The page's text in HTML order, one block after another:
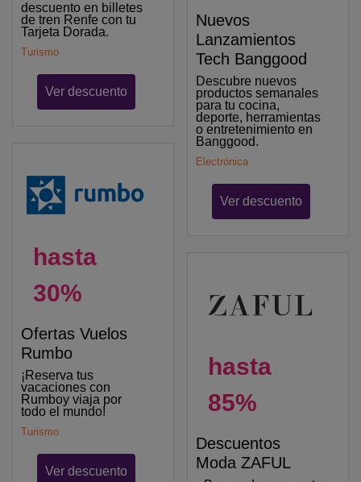
descuento en billetes
de tren Renfe con tu
Tarjeta Dorada.
Turismo
Ver descuento
hasta
30%
Ofertas Vuelos
Rumbo
¡Reserva tus
vacaciones con
Rumboy viaja por
todo el mundo!
Turismo
Ver descuento
Nuevos
Lanzamientos
Tech Banggood
Descubre nuevos
productos semanales
para tu cocina,
deporte, herramientas
o entretenimiento en
Banggood.
Electrónica
Ver descuento
hasta
85%
Descuentos
Moda ZAFUL